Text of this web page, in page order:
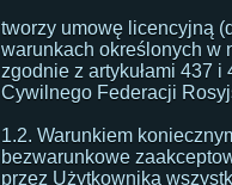
tworzy umowę licencyjną
warunkach określonych w
zgodnie z artykułami 437 i
Cywilnego Federacji
1.2. Warunkiem
bezwarunkowe
przez Użytkownika